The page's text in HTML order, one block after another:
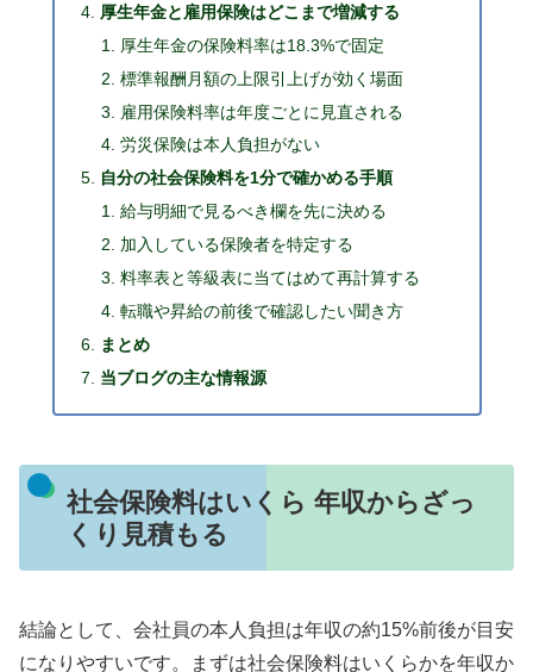
厚生年金と雇用保険はどこまで増減する
厚生年金の保険料率は18.3%で固定
標準報酬月額の上限引上げが効く場面
雇用保険料率は年度ごとに見直される
労災保険は本人負担がない
自分の社会保険料を1分で確かめる手順
給与明細で見るべき欄を先に決める
加入している保険者を特定する
料率表と等級表に当てはめて再計算する
転職や昇給の前後で確認したい聞き方
まとめ
当ブログの主な情報源
社会保険料はいくら 年収からざっ
くり見積もる
結論として、会社員の本人負担は年収の約15%前後が目安
になりやすいです。まずは社会保険料はいくらかを年収か